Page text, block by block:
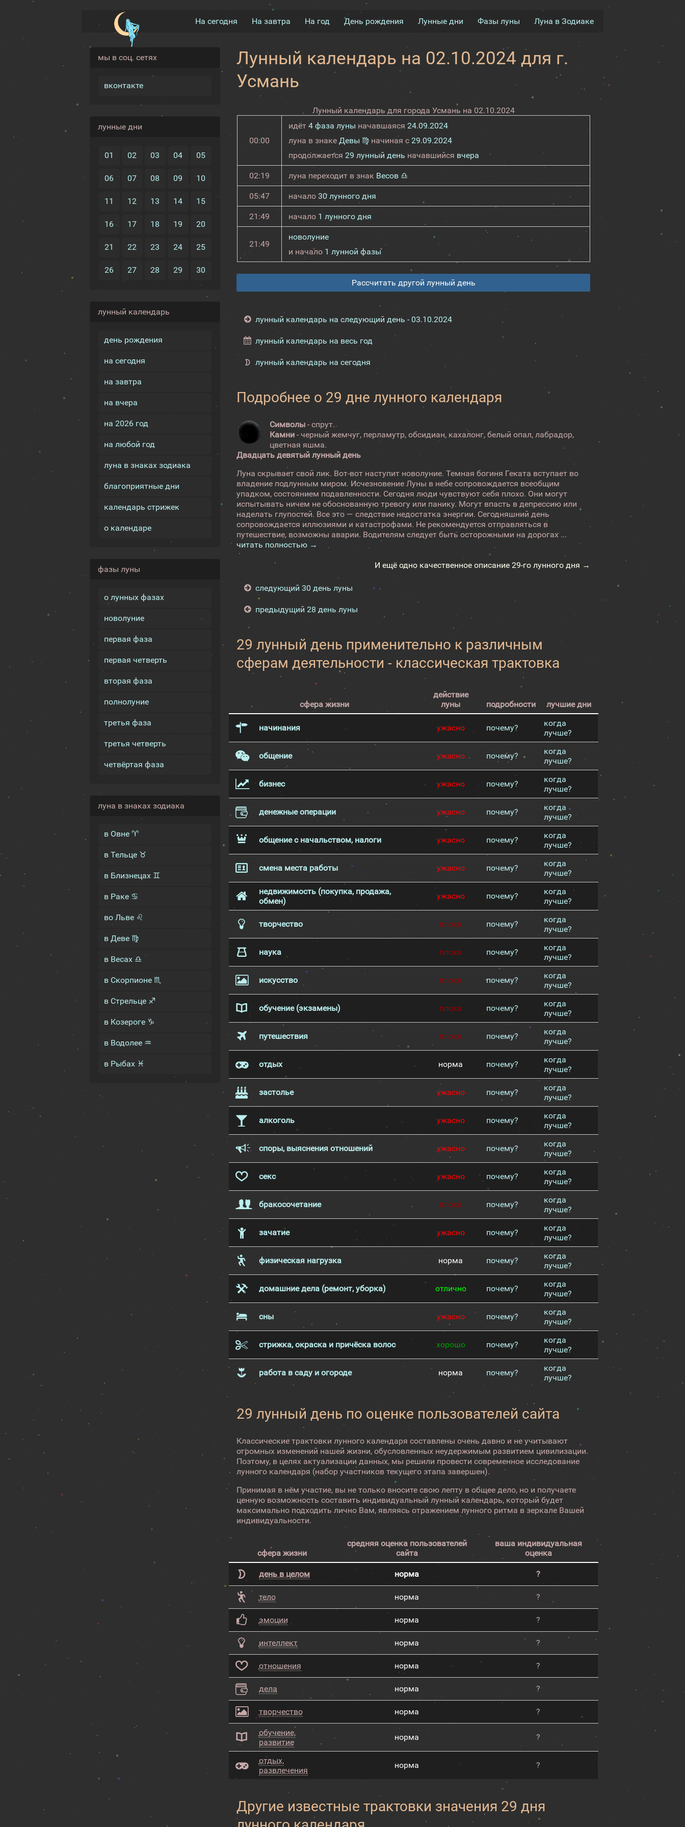
На сегодня На завтра На год День рождения Лунные дни Фазы луны Луна в Зодиаке
мы в соц. сетях
вконтакте
лунные дни
01 02 03 04 05
06 07 08 09 10
11 12 13 14 15
16 17 18 19 20
21 22 23 24 25
26 27 28 29 30
лунный календарь
день рождения
на сегодня
на завтра
на вчера
на 2026 год
на любой год
луна в знаках зодиака
благоприятные дни
календарь стрижек
о календаре
фазы луны
о лунных фазах
новолуние
первая фаза
первая четверть
вторая фаза
полнолуние
третья фаза
третья четверть
четвёртая фаза
луна в знаках зодиака
в Овне ♈
в Тельце ♉
в Близнецах ♊
в Раке ♋
во Льве ♌
в Деве ♍
в Весах ♎
в Скорпионе ♏
в Стрельце ♐
в Козероге ♑
в Водолее ♒
в Рыбах ♓
Лунный календарь на 02.10.2024 для г.
Усмань
Лунный календарь для города Усмань на 02.10.2024
00:00
идёт 4 фаза луны начавшаяся 24.09.2024
луна в знаке Девы ♍начиная с 29.09.2024
продолжается 29 лунный день начавшийся вчера
02:19 луна переходит в знак Весов ♎
05:47 начало 30 лунного дня
21:49 начало 1 лунного дня
21:49
новолуние
и начало 1 лунной фазы
Рассчитать другой лунный день
лунный календарь на следующий день - 03.10.2024
лунный календарь на весь год
лунный календарь на сегодня
Подробнее о 29 дне лунного календаря
Символы - спрут.
Камни - черный жемчуг, перламутр, обсидиан, кахалонг, белый опал, лабрадор,
цветная яшма.
Двадцать девятый лунный день
Луна скрывает свой лик. Вот-вот наступит новолуние. Темная богиня Геката вступает во
владение подлунным миром. Исчезновение Луны в небе сопровождается всеобщим
упадком, состоянием подавленности. Сегодня люди чувствуют себя плохо. Они могут
испытывать ничем не обоснованную тревогу или панику. Могут впасть в депрессию или
наделать глупостей. Все это — следствие недостатка энергии. Сегодняшний день
сопровождается иллюзиями и катастрофами. Не рекомендуется отправляться в
путешествие, возможны аварии. Водителям следует быть осторожными на дорогах ...
читать полностью →
И ещё одно качественное описание 29-го лунного дня →
следующий 30 день луны
предыдущий 28 день луны
29 лунный день применительно к различным
сферам деятельности - классическая трактовка
сфера жизни
действие
луны
подробности лучшие дни
начинания ужасно почему?
когда
лучше?
общение ужасно почему?
когда
лучше?
бизнес ужасно почему?
когда
лучше?
денежные операции ужасно почему?
когда
лучше?
общение с начальством, налоги ужасно почему?
когда
лучше?
смена места работы ужасно почему?
когда
лучше?
недвижимость (покупка, продажа,
обмен)
ужасно почему?
когда
лучше?
творчество плохо почему?
когда
лучше?
наука плохо почему?
когда
лучше?
искусство плохо почему?
когда
лучше?
обучение (экзамены) плохо почему?
когда
лучше?
путешествия плохо почему?
когда
лучше?
отдых норма почему?
когда
лучше?
застолье ужасно почему?
когда
лучше?
алкоголь ужасно почему?
когда
лучше?
споры, выяснения отношений ужасно почему?
когда
лучше?
секс ужасно почему?
когда
лучше?
бракосочетание плохо почему?
когда
лучше?
зачатие ужасно почему?
когда
лучше?
физическая нагрузка норма почему?
когда
лучше?
домашние дела (ремонт, уборка) отлично почему?
когда
лучше?
сны ужасно почему?
когда
лучше?
стрижка, окраска и причёска волос хорошо почему?
когда
лучше?
работа в саду и огороде норма почему?
когда
лучше?
29 лунный день по оценке пользователей сайта
Классические трактовки лунного календаря составлены очень давно и не учитывают
огромных изменений нашей жизни, обусловленных неудержимым развитием цивилизации.
Поэтому, в целях актуализации данных, мы решили провести современное исследование
лунного календаря (набор участников текущего этапа завершен).
Принимая в нём участие, вы не только вносите свою лепту в общее дело, но и получаете
ценную возможность составить индивидуальный лунный календарь, который будет
максимально подходить лично Вам, являясь отражением лунного ритма в зеркале Вашей
индивидуальности.
сфера жизни
средняя оценка пользователей
сайта
ваша индивидуальная
оценка
день в целом норма ?
тело норма ?
эмоции норма ?
интеллект норма ?
отношения норма ?
дела норма ?
творчество норма ?
обучение,
развитие
норма ?
отдых,
развлечения
норма ?
Другие известные трактовки значения 29 дня